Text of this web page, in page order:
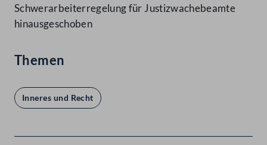
Schwerarbeiterregelung für Justizwachebeamte
hinausgeschoben
Themen
Inneres und Recht